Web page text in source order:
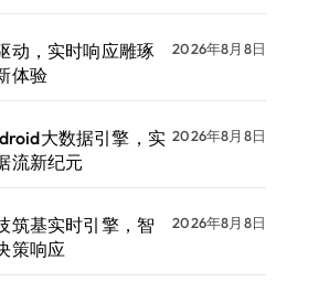
动，实时响应雕琢
体验
2026年8月8日
大数据引擎，实
流新纪元
2026年8月8日
筑基实时引擎，智
策响应
2026年8月8日